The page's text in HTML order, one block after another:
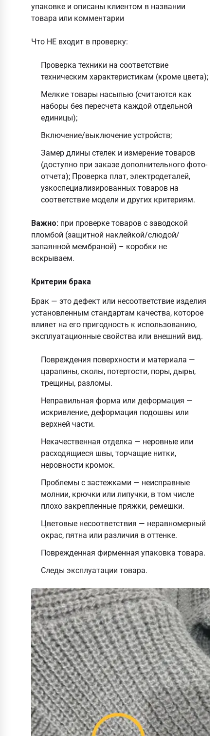
упаковке и описаны клиентом в названии
товара или комментарии
Что НЕ входит в проверку:
Проверка техники на соответствие
техническим характеристикам (кроме цвета);
Мелкие товары насыпью (считаются как
наборы без пересчета каждой отдельной
единицы);
Включение/выключение устройств;
Замер длины стелек и измерение товаров
(доступно при заказе дополнительного фото-
отчета); Проверка плат, электродеталей,
узкоспециализированных товаров на
соответствие модели и других критериям.
Важно: при проверке товаров с заводской
пломбой (защитной наклейкой/слюдой/
запаянной мембраной) – коробки не
вскрываем.
Критерии брака
Брак — это дефект или несоответствие изделия
установленным стандартам качества, которое
влияет на его пригодность к использованию,
эксплуатационные свойства или внешний вид.
Повреждения поверхности и материала —
царапины, сколы, потертости, поры, дыры,
трещины, разломы.
Неправильная форма или деформация —
искривление, деформация подошвы или
верхней части.
Некачественная отделка — неровные или
расходящиеся швы, торчащие нитки,
неровности кромок.
Проблемы с застежками — неисправные
молнии, крючки или липучки, в том числе
плохо закрепленные пряжки, ремешки.
Цветовые несоответствия — неравномерный
окрас, пятна или различия в оттенке.
Поврежденная фирменная упаковка товара.
Следы эксплуатации товара.